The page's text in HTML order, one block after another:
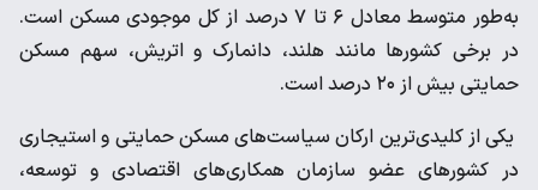
به‌طور متوسط معادل ۶ تا ۷ درصد از کل موجودی مسکن است.
در برخی کشورها مانند هلند، دانمارک و اتریش، سهم مسکن
حمایتی بیش از ۲۰ درصد است.
یکی از کلیدی‌ترین ارکان سیاست‌های مسکن حمایتی و استیجاری
در کشورهای عضو سازمان همکاری‌های اقتصادی و توسعه،